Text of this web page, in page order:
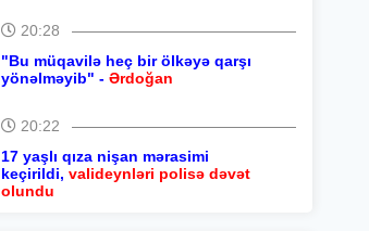
20:28
"Bu müqavilə heç bir ölkəyə qarşı
yönəlməyib" - Ərdoğan
20:22
17 yaşlı qıza nişan mərasimi
keçirildi, valideynləri polisə dəvət
olundu